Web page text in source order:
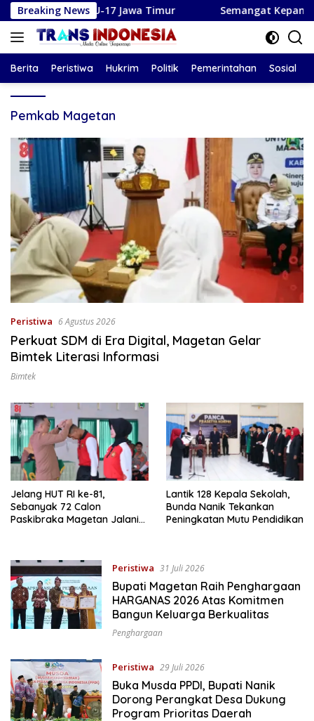
Langsung
ke
konten
Breaking News
U-17 Jawa Timur Semangat Kepanduan:
Berita Peristiwa Hukrim Politik Pemerintahan Sosial
Pemkab Magetan
Peristiwa 6 Agustus 2026
Perkuat SDM di Era Digital, Magetan Gelar
Bimtek Literasi Informasi
Bimtek
Jelang HUT RI ke-81,
Sebanyak 72 Calon
Paskibraka Magetan Jalani
Lantik 128 Kepala Sekolah,
Bunda Nanik Tekankan
Peningkatan Mutu Pendidikan
Peristiwa 31 Juli 2026
Bupati Magetan Raih Penghargaan
HARGANAS 2026 Atas Komitmen
Bangun Keluarga Berkualitas
Penghargaan
Peristiwa 29 Juli 2026
Buka Musda PPDI, Bupati Nanik
Dorong Perangkat Desa Dukung
Program Prioritas Daerah